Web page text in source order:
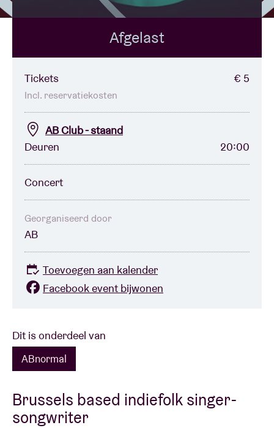
BRDCST
ABtv
Concertcheque
Over AB
Contact
Dit is onderdeel van
ABnormal
Brussels based indiefolk singer-
songwriter
Afgelast
Tickets € 5
Incl. reservatiekosten
AB Club - staand
Deuren
20:00
Concert
Georganiseerd door
AB
Toevoegen aan kalender
Facebook event bijwonen